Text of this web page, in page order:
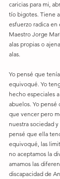
caricias para mi,
tío bigotes. Tiene
esfuerzo radica en
Maestro Jorge
alas propias o
alas.
Yo pensé que
equivoqué. Yo
hecho especiales
abuelos. Yo
que vencer pero
nuestra sociedad
pensé que ella
equivoqué, las
no aceptamos la
amamos las
discapacidad de